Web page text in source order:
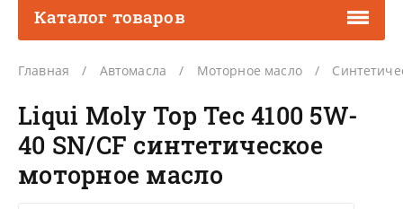
Каталог товаров
Главная Автомасла Моторное масло
Liqui Moly Top Tec 4100 5W-
40 SN/CF синтетическое
моторное масло